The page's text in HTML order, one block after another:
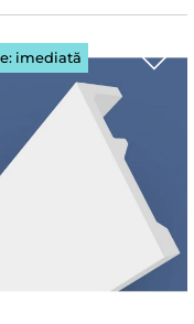
imediată